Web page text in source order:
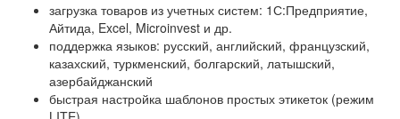
загрузка товаров из учетных систем: 1С:Предприятие,
Айтида, Excel, Microinvest и др.
поддержка языков: русский, английский, французский,
казахский, туркменский, болгарский, латышский,
азербайджанский
быстрая настройка шаблонов простых этикеток (режим